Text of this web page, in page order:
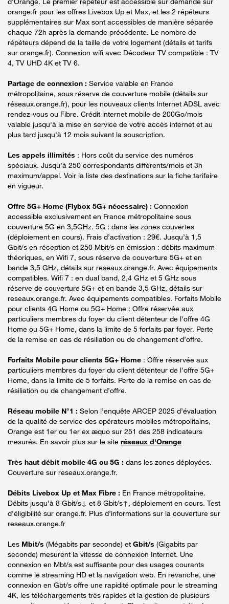
orange.fr pour les offres Livebox Up et Max, et les 2 répéteurs
supplémentaires sur Max sont accessibles de manière séparée
chaque 72h après la demande précédente. Le nombre de
répéteurs dépend de la taille de votre logement (détails et tarifs
sur orange.fr). Connexion wifi avec Décodeur TV compatible : TV
4, TV UHD 4K et TV 6.
Partage de connexion : Service valable en France
métropolitaine, sous réserve de couverture mobile (détails sur
réseaux.orange.fr), pour les nouveaux clients Internet ADSL avec
rendez-vous ou Fibre. Crédit internet mobile de 200Go/mois
valable jusqu'à la mise en service de votre accès internet et au
plus tard jusqu'à 12 mois suivant la souscription.
Les appels illimités : Hors coût du service des numéros
spéciaux. Jusqu’à 250 correspondants différents/mois et 3h
maximum/appel. Voir la liste des destinations sur la fiche tarifaire
en vigueur.
Offre 5G+ Home (Flybox 5G+ nécessaire) : Connexion
accessible exclusivement en France métropolitaine sous
couverture 5G en 3,5GHz. 5G : dans les zones couvertes
(déploiement en cours). Frais d’activation : 29€. Jusqu’à 1,5
Gbit/s en réception et 250 Mbit/s en émission : débits maximum
théoriques, en Wifi 7, sous réserve de couverture 5G+ et en
bande 3,5 GHz, détails sur reseaux.orange.fr. Avec équipements
compatibles. Wifi 7 : en dual band, 2,4 GHz et 5 GHz sous
réserve de couverture 5G+ et en bande 3,5 GHz, détails sur
reseaux.orange.fr. Avec équipements compatibles. Forfaits Mobile
pour clients 4G Home ou 5G+ Home : Offre réservée aux
particuliers membres du foyer du client détenteur de l'offre 4G
Home ou 5G+ Home, dans la limite de 5 forfaits par foyer. Perte
de la remise en cas de résiliation ou de changement d’offre.
Forfaits Mobile pour clients 5G+ Home : Offre réservée aux
particuliers membres du foyer du client détenteur de l'offre 5G+
Home, dans la limite de 5 forfaits. Perte de la remise en cas de
résiliation ou de changement d’offre.
Réseau mobile N°1 : Selon l’enquête ARCEP 2025 d’évaluation
de la qualité de service des opérateurs mobiles métropolitains,
Orange est 1er ou 1er ex æquo sur 251 des 258 indicateurs
mesurés. En savoir plus sur le site réseaux d'Orange
Très haut débit mobile 4G ou 5G : dans les zones déployées.
Couverture sur reseaux.orange.fr.
Débits Livebox Up et Max Fibre : En France métropolitaine.
Débits jusqu’à 8 Gbit/s↓ et 8 Gbit/s↑, déploiement en cours. Test
d’éligibilité sur orange.fr. Plus d’informations sur la couverture sur
reseaux.orange.fr
Les Mbit/s (Mégabits par seconde) et Gbit/s (Gigabits par
seconde) mesurent la vitesse de connexion Internet. Une
connexion en Mbt/s est suffisante pour des usages courants
comme le streaming HD et la navigation web. En revanche, une
connexion en Gbt/s offre une rapidité optimale pour le streaming
4K, les téléchargements très rapides et la gestion de plusieurs